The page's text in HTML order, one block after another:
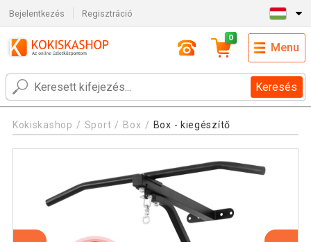
Bejelentkezés Regisztráció
Keresés
0
Menu
Kokiskashop Sport Box Box - kiegészítő